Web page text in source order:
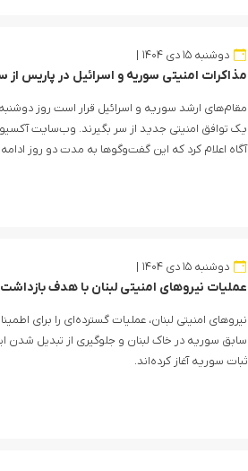
دوشنبه ۱۵ دی ۱۴۰۴
مذاکرات امنیتی سوریه و اسرائیل در پاریس
مقام‌های ارشد سوریه و اسرائیل قرار است روز
یک توافق امنیتی جدید از سر بگیرند. وب‌سایت
آگاه اعلام کرد که این گفت‌وگوها به مدت دو روز
دوشنبه ۱۵ دی ۱۴۰۴
عملیات نیروهای امنیتی لبنان با هدف
نیروهای امنیتی لبنان، عملیات گسترده‌ای را برای
سابق سوریه در خاک لبنان و جلوگیری از تبدیل
ثبات سوریه آغاز کرده‌اند.